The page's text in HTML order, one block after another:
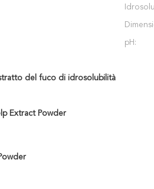
pH:
del fuco di idrosolubilità
Extract Powder